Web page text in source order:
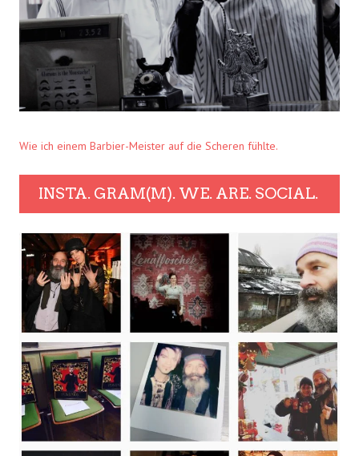
Wie ich einem Barbier-Meister auf die Scheren fühlte.
INSTA. GRAM(M). WE. ARE. SOCIAL.